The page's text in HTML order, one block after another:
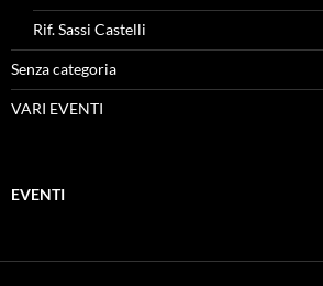
Rif. Sassi Castelli
Senza categoria
VARI EVENTI
EVENTI